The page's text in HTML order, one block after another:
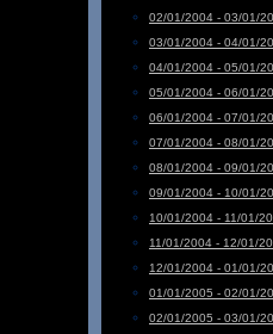
02/01/2004 - 03/01/
03/01/2004 - 04/01/
04/01/2004 - 05/01/
05/01/2004 - 06/01/
06/01/2004 - 07/01/
07/01/2004 - 08/01/
08/01/2004 - 09/01/
09/01/2004 - 10/01/
10/01/2004 - 11/01/
11/01/2004 - 12/01/
12/01/2004 - 01/01/
01/01/2005 - 02/01/
02/01/2005 - 03/01/